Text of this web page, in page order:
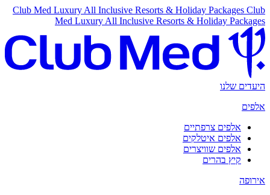
Club Med Luxury All Inclusive Resorts & Holiday Packages Club
Med Luxury All Inclusive Resorts & Holiday Packages
היעדים שלנו
אלפים
אלפים צרפתיים
אלפים איטלקים
אלפים שוויצרים
קיץ בהרים
אירופה